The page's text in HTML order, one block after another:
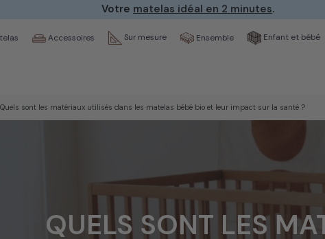
Votre matelas idéal en 2 minutes.
Accessoires Sur mesure Ensemble Enfant et bébé
Quels sont les matériaux utilisés dans les matelas bébé bio et leur impact sur la santé ?
QUELS SONT LES